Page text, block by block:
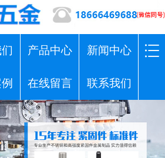
产品中心 新闻中心
在线留言 联系我们